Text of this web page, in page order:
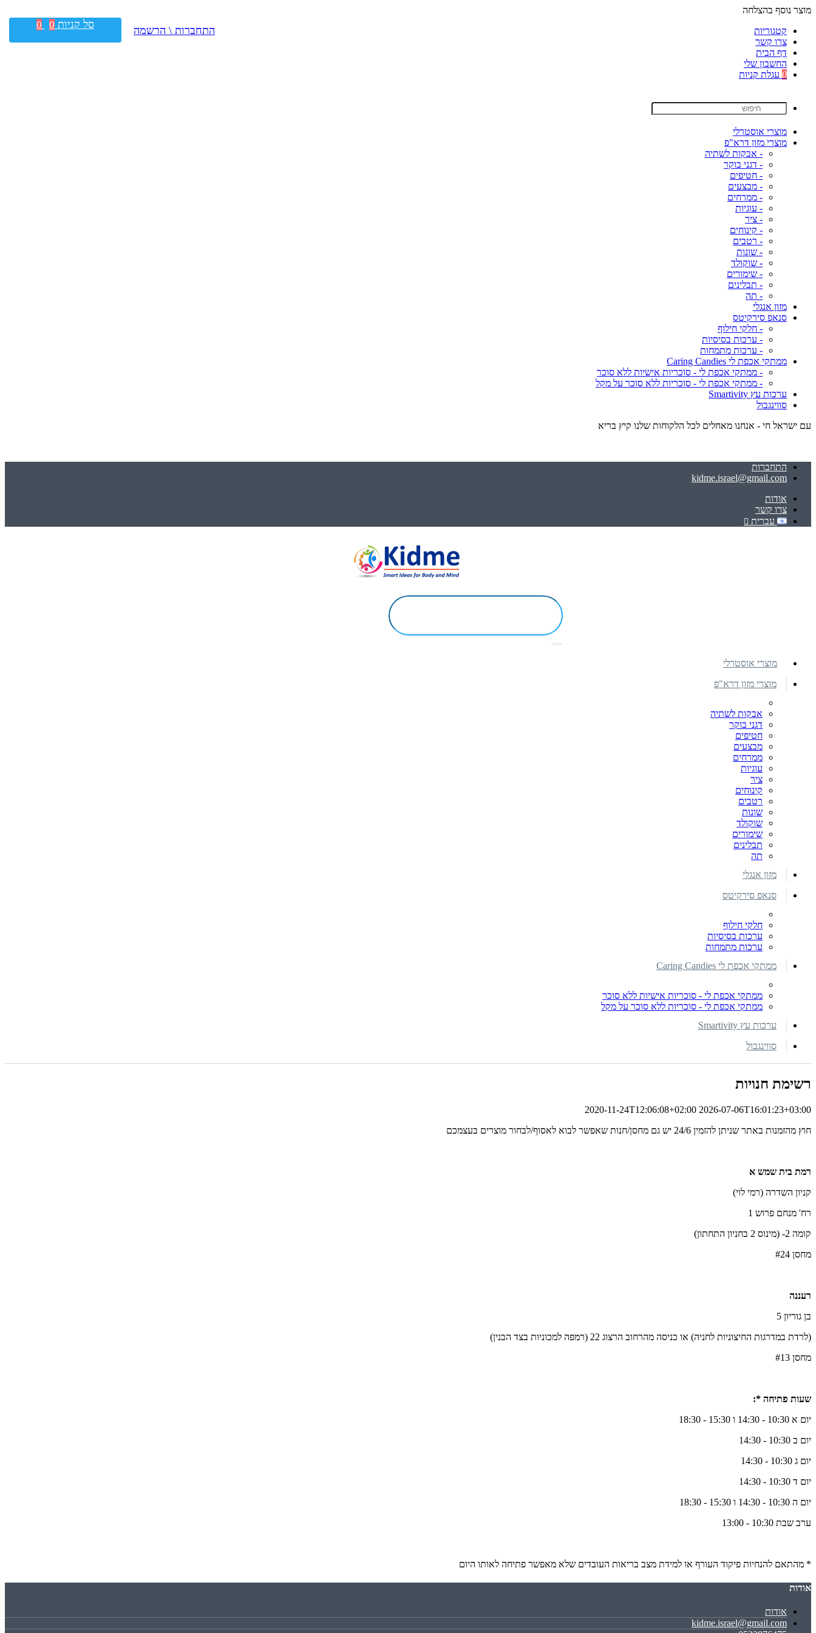
מוצר נוסף בהצלחה
קטגוריות
צרו קשר
דף הבית
החשבון שלי
0 עגלת קניות
מוצרי אוסטרלי
מוצרי מזון דרא"פ
- אבקות לשתיה
- דגני בוקר
- חטיפים
- מבצעים
- ממרחים
- עוגיות
- ציר
- קינוחים
- רטבים
- שונות
- שוקולד
- שימורים
- תבלינים
- תה
מזון אנגלי
סנאפ סירקיטס
- חלקי חילוף
- ערכות בסיסיות
- ערכות מתמחות
ממתקי אכפת לי Caring Candies
- ממתקי אכפת לי - סוכריות אישיות ללא סוכר
- ממתקי אכפת לי - סוכריות ללא סוכר על מקל
ערכות עץ Smartivity
סווינגבול
עם ישראל חי - אנחנו מאחלים לכל הלקוחות שלנו קיץ בריא
התחברות
kidme.israel@gmail.com
אודות
צרו קשר
עברית
התחברות \ הרשמה סל קניות 0
0
מוצרי אוסטרלי
מוצרי מזון דרא"פ
אבקות לשתיה
דגני בוקר
חטיפים
מבצעים
ממרחים
עוגיות
ציר
קינוחים
רטבים
שונות
שוקולד
שימורים
תבלינים
תה
מזון אנגלי
סנאפ סירקיטס
חלקי חילוף
ערכות בסיסיות
ערכות מתמחות
ממתקי אכפת לי Caring Candies
ממתקי אכפת לי - סוכריות אישיות ללא סוכר
ממתקי אכפת לי - סוכריות ללא סוכר על מקל
ערכות עץ Smartivity
סווינגבול
רשימת חנויות
2020-11-24T12:06:08+02:00 2026-07-06T16:01:23+03:00
חוץ מהזמנות באתר שניתן להזמין 24/6 יש גם מחסן/חנות שאפשר לבוא לאסוף/לבחור מוצרים בעצמכם
רמת בית שמש א
קניון השדרה (רמי לוי)
רח' מנחם פרוש 1
קומה 2- (מינוס 2 בחניון התחתון)
מחסן #24
רעננה
בן גוריון 5
(לרדת במדרגות החיצוניות לחניה) או כניסה מהרחוב הרצוג 22 (רמפה למכוניות בצד הבנין)
מחסן #13
שעות פתיחה *:
יום א 10:30 - 14:30 ו 15:30 - 18:30
יום ב 10:30 - 14:30
יום ג 10:30 - 14:30
יום ד 10:30 - 14:30
יום ה 10:30 - 14:30 ו 15:30 - 18:30
ערב שבת 10:30 - 13:00
* מהתאם להנחיות פיקוד העורף או למידת מצב בריאות העובדים שלא מאפשר פתיחה לאותו היום
אודות
אודות
kidme.israel@gmail.com